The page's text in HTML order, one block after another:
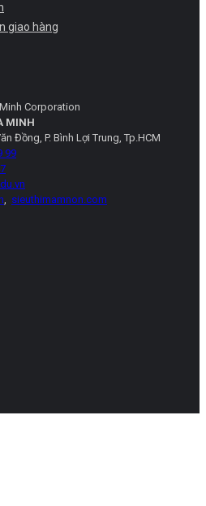
giao hàng
Corporation
MINH
Đồng, P. Bình Lợi Trung, Tp.HCM
99
, sieuthimamnon.com